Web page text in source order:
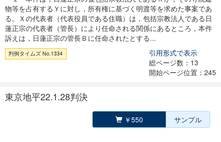
物等を占有するＹに対し，所有権に基づく明渡等を求めた事案であ
る。Ｘの代表者（代表役員である住職）は，包括宗教法人である日
蓮正宗の代表者（管長）により任命される関係にあるところ，本件
訴えは，日蓮正宗の管長Ｂに任命されたとする...
判例タイムズ No.1334
引用形式で表示
総ページ数：13
開始ページ位置：245
東京地平22.1.28判決
￥550 サンプル